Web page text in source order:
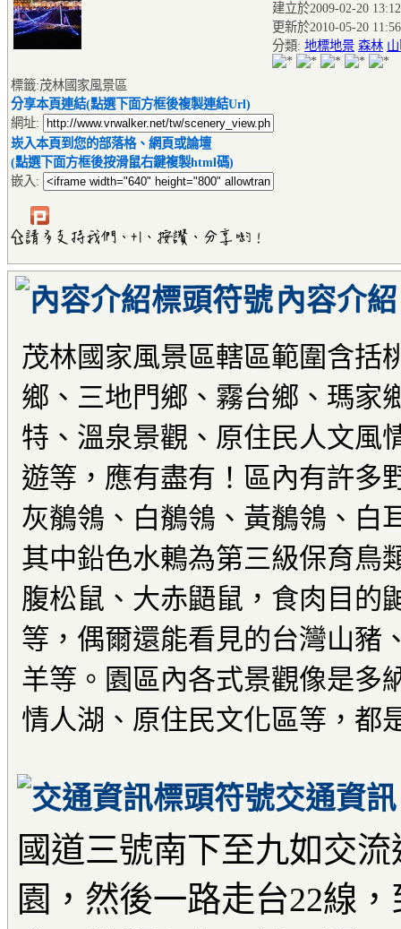
建立於2009-02-20
更新於2010-05-20
分類: 地標地景 森林
標籤:茂林國家風景區
分享本頁連結(點選下面方框後複製連結Url)
網址:
崁入本頁到您的部落格、網頁或論壇
(點選下面方框後按滑鼠右鍵複製html碼)
嵌入:
內容介紹
茂林國家風景區轄區範圍含括
鄉、三地門鄉、霧台鄉、瑪家
特、溫泉景觀、原住民人文風
遊等，應有盡有！區內有許多
灰鶺鴒、白鶺鴒、黃鶺鴒、白
其中鉛色水鶇為第三級保育鳥
腹松鼠、大赤鼯鼠，食肉目的
等，偶爾還能看見的台灣山豬
羊等。園區內各式景觀像是多
情人湖、原住民文化區等，都
交通資訊
國道三號南下至九如交
園，然後一路走台22線